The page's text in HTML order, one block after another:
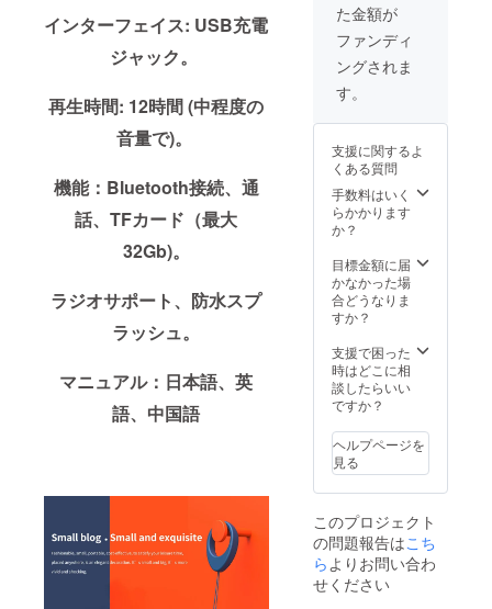
インターフェイス: USB充電
ジャック。
再生時間: 12時間 (中程度の
音量で)。
機能：Bluetooth接続、通
話、TFカード（最大
32Gb)。
ラジオサポート、防水スプ
ラッシュ。
マニュアル：日本語、英
語、中国語
税込 送
料：無
郵送：
国際郵
保証期
間は1年
間と
なって
おりま
す。 ・
以内に
製品が
壊れた
をお客
様にお
送り致
しま
壊れた
製品を
株式会
社
US
MONS
にお送
る必要
ケーブ
ル 1個
・ユー
ザーマ
本語、
英語、
中国
語）
※45%O
FF／定
→3290
円 割引
価格：
料：無
郵送：
国際郵
送 ・保
保証期
間は1年
間と
なって
す。 ・
※ご注意
!1年間
以内に
製品が
ヤレス
スピー
カー )
セット
Sanag
ヤレス
スピー
カー1個
・
Sanag
トハン
ドホル
ダー個
・充電
ケーブ
ル 1個
・ユー
ザーマ
1個(日
本語、
英語、
中国
※40%O
FF／定
価5990
円
→3590
た金額が
ファンディ
ングされま
す。
支援に関するよ
くある質問
手数料はいく
らかかります
か？
目標金額に届
かなかった場
合どうなりま
すか？
支援で困った
時はどこに相
談したらいい
ですか？
ヘルプページを
見る
このプロジェクト
の問題報告はこち
らよりお問い合わ
せください